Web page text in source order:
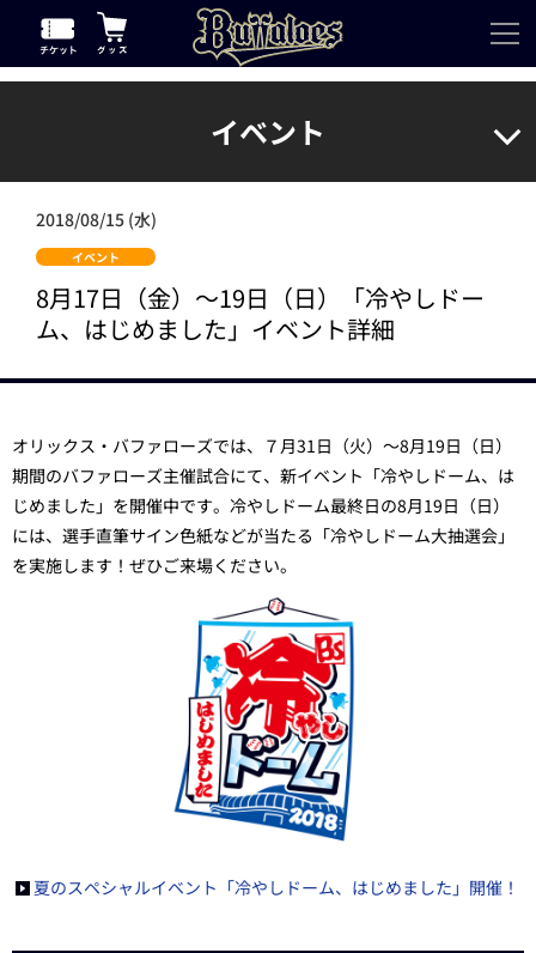
イベント
2018/08/15 (水)
イベント
8月17日（金）～19日（日）「冷やしドー
ム、はじめました」イベント詳細
オリックス・バファローズでは、７月31日（火）～8月19日（日）
期間のバファローズ主催試合にて、新イベント「冷やしドーム、は
じめました」を開催中です。冷やしドーム最終日の8月19日（日）
には、選手直筆サイン色紙などが当たる「冷やしドーム大抽選会」
を実施します！ぜひご来場ください。
夏のスペシャルイベント「冷やしドーム、はじめました」開催！